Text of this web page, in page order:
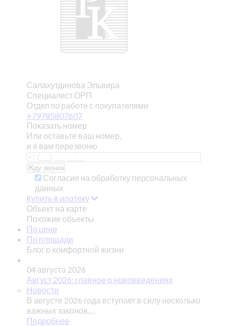
Салахутдинова Эльвира
Специалист ОРП
Отдел по работе с покупателями
+79785807607
Показать номер
Или оставьте ваш номер,
и я вам перезвоню
Согласие на обработку персональных
данных
Купить в ипотеку
Объект на карте
Похожие объекты
По цене
По площади
Блог о комфортной жизни
04 августа 2026
Август 2026: главное о нововведениях
Новости
В августе 2026 года вступает в силу несколько
важных законов,…
Подробнее